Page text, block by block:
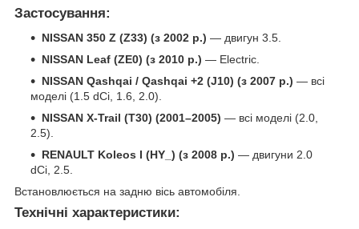
Застосування:
NISSAN 350 Z (Z33) (з 2002 р.) — двигун 3.5.
NISSAN Leaf (ZE0) (з 2010 р.) — Electric.
NISSAN Qashqai / Qashqai +2 (J10) (з 2007 р.) — всі
моделі (1.5 dCi, 1.6, 2.0).
NISSAN X-Trail (T30) (2001–2005) — всі моделі (2.0,
2.5).
RENAULT Koleos I (HY_) (з 2008 р.) — двигуни 2.0
dCi, 2.5.
Встановлюється на задню вісь автомобіля.
Технічні характеристики: